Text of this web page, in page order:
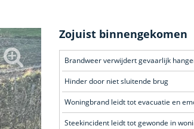
Zojuist binnengekomen
Hinder door niet sluitende brug
Steekincident leidt tot gewonde in